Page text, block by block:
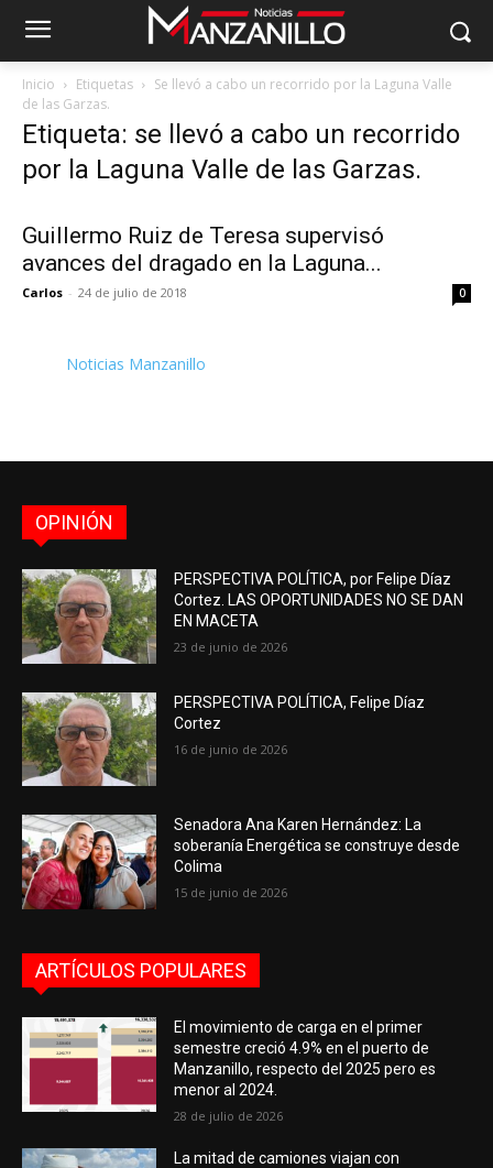
Inicio Etiquetas
Se llevó a cabo un recorrido por la Laguna Valle
de las Garzas.
Etiqueta: se llevó a cabo un recorrido
por la Laguna Valle de las Garzas.
Guillermo Ruiz de Teresa supervisó
avances del dragado en la Laguna...
Carlos - 24 de julio de 2018 0
Noticias Manzanillo
OPINIÓN
PERSPECTIVA POLÍTICA, por Felipe Díaz
Cortez. LAS OPORTUNIDADES NO SE DAN
EN MACETA
23 de junio de 2026
PERSPECTIVA POLÍTICA, Felipe Díaz
Cortez
16 de junio de 2026
Senadora Ana Karen Hernández: La
soberanía Energética se construye desde
Colima
15 de junio de 2026
ARTÍCULOS POPULARES
El movimiento de carga en el primer
semestre creció 4.9% en el puerto de
Manzanillo, respecto del 2025 pero es
menor al 2024.
28 de julio de 2026
La mitad de camiones viajan con